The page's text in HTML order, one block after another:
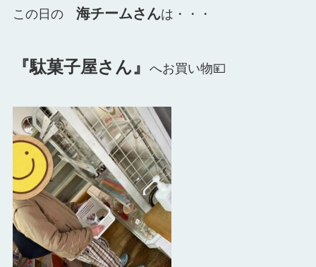
この日の 海チームさんは・・・
『駄菓子屋さん』 へお買い物💴